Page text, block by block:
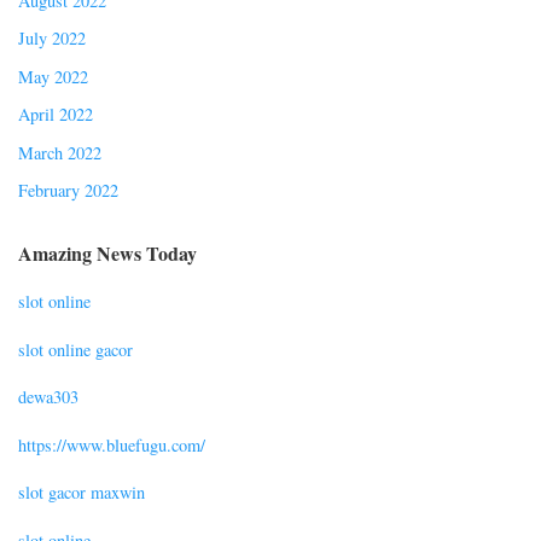
July 2022
May 2022
April 2022
March 2022
February 2022
Amazing News Today
slot online
slot online gacor
dewa303
https://www.bluefugu.com/
slot gacor maxwin